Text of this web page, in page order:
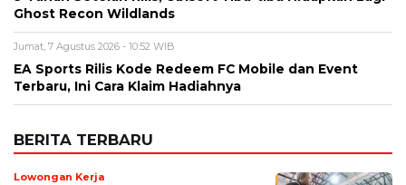
Ghost Recon Wildlands
Jumat, 7 Agustus 2026 - 10:52 WIB
EA Sports Rilis Kode Redeem FC Mobile dan Event
Terbaru, Ini Cara Klaim Hadiahnya
BERITA TERBARU
Lowongan Kerja